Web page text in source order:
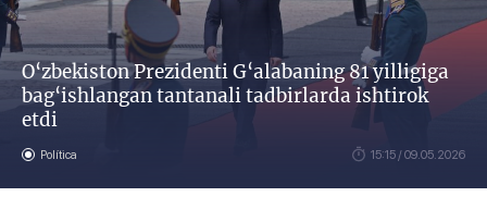
O‘zbekiston Prezidenti G‘alabaning 81 yilligiga
bag‘ishlangan tantanali tadbirlarda ishtirok
etdi
Política 15:15 / 09.05.2026